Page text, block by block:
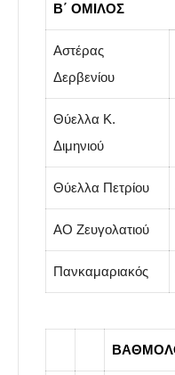
Β΄ ΟΜΙΛΟΣ
Αστέρας
Δερβενίου
Θύελλα Κ.
Διμηνιού
Θύελλα Πετρίου
ΑΟ Zευγολατιού
Πανκαμαριακός